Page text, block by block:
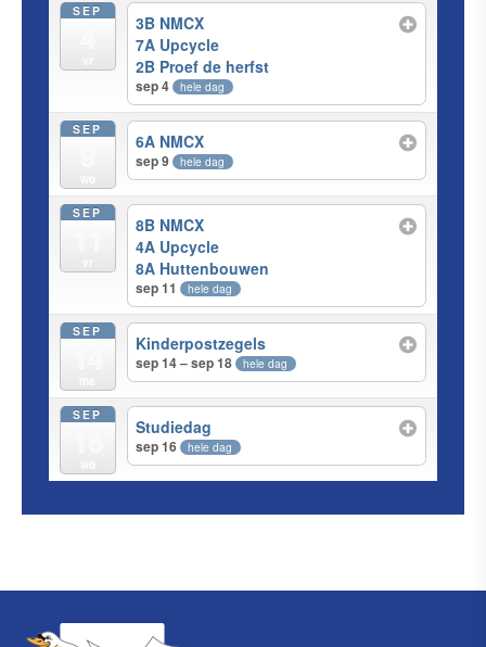
SEP
3B NMCX
7A Upcycle
2B Proef de herfst
sep 4 hele dag
SEP
6A NMCX
sep 9 hele dag
SEP
8B NMCX
4A Upcycle
8A Huttenbouwen
sep 11 hele dag
SEP
Kinderpostzegels
sep 14 – sep 18 hele dag
SEP
Studiedag
sep 16 hele dag